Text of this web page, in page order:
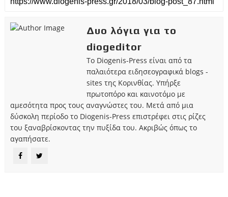
Δυο λόγια για το
diogeditor
Το Diogenis-Press είναι από τα
παλαιότερα ειδησεογραφικά blogs -
sites της Κορινθίας. Υπήρξε
πρωτοπόρο και καινοτόμο με
αμεσότητα προς τους αναγνώστες του. Μετά από μια
δύσκολη περίοδο το Diogenis-Press επιστρέφει στις ρίζες
του ξαναβρίσκοντας την πυξίδα του. Ακριβώς όπως το
αγαπήσατε.